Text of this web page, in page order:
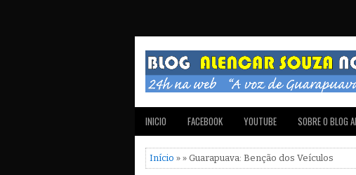
INICIO FACEBOOK YOUTUBE SOBRE O BLOG
Início » » Guarapuava: Benção dos Veículos